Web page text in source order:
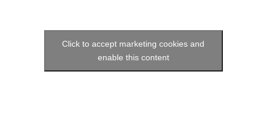
Click to accept marketing cookies and
enable this content